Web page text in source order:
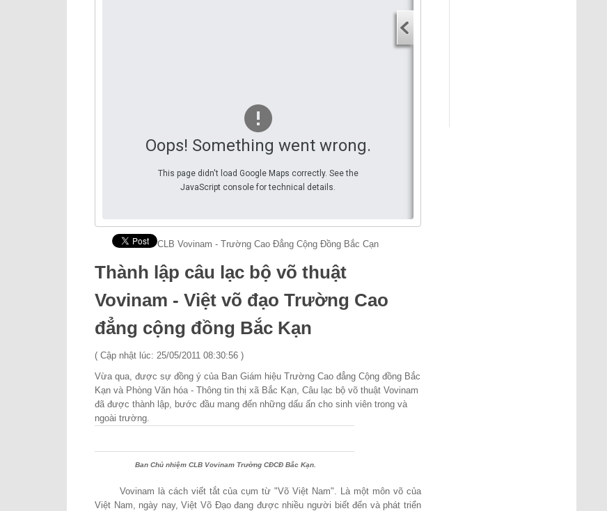
Oops! Something went wrong.
This page didn't load Google Maps correctly. See the
JavaScript console for technical details.
CLB Vovinam - Trường Cao Đẳng Cộng Đồng Bắc Cạn
Thành lập câu lạc bộ võ thuật
Vovinam - Việt võ đạo Trường Cao
đẳng cộng đồng Bắc Kạn
( Cập nhật lúc: 25/05/2011 08:30:56 )
Vừa qua, được sự đồng ý của Ban Giám hiệu Trường Cao đẳng Cộng đồng Bắc
Kạn và Phòng Văn hóa - Thông tin thị xã Bắc Kạn, Câu lạc bộ võ thuật Vovinam
đã được thành lập, bước đầu mang đến những dấu ấn cho sinh viên trong và
ngoài trường.
Ban Chủ nhiệm CLB Vovinam Trường CĐCĐ Bắc Kạn.
Vovinam là cách viết tắt của cụm từ "Võ Việt Nam". Là một môn võ của
Việt Nam, ngày nay, Việt Võ Đạo đang được nhiều người biết đến và phát triển